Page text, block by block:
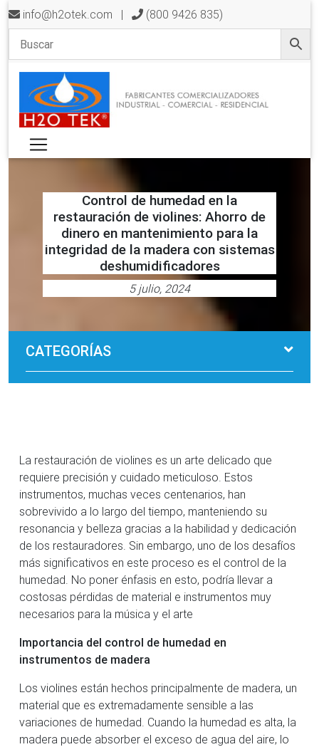
info@h2otek.com | (800 9426 835)
Control de humedad en la
restauración de violines: Ahorro de
dinero en mantenimiento para la
integridad de la madera con sistemas
deshumidificadores
5 julio, 2024
CATEGORÍAS
La restauración de violines es un arte delicado que
requiere precisión y cuidado meticuloso. Estos
instrumentos, muchas veces centenarios, han
sobrevivido a lo largo del tiempo, manteniendo su
resonancia y belleza gracias a la habilidad y dedicación
de los restauradores. Sin embargo, uno de los desafíos
más significativos en este proceso es el control de la
humedad. No poner énfasis en esto, podría llevar a
costosas pérdidas de material e instrumentos muy
necesarios para la música y el arte
Importancia del control de humedad en
instrumentos de madera
Los violines están hechos principalmente de madera, un
material que es extremadamente sensible a las
variaciones de humedad. Cuando la humedad es alta, la
madera puede absorber el exceso de agua del aire, lo